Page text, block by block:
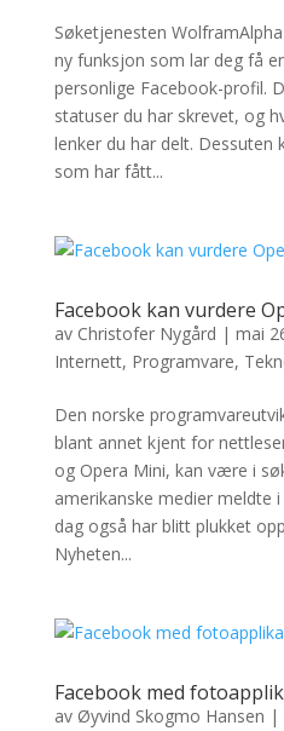
Søketjenesten
ny funksjon som lar deg få
personlige Facebook-profil.
statuser du har skrevet, og
lenker du har delt. Dessuten
som har fått...
Facebook kan vurdere
av Christofer Nygård | mai
Internett, Programvare,
Den norske
blant annet kjent for
og Opera Mini, kan være i
amerikanske medier meldte
dag også har blitt plukket
Nyheten...
Facebook med
av Øyvind Skogmo Hansen |